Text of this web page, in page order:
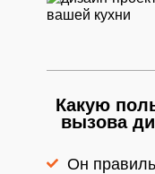
Какую
вызова
Он